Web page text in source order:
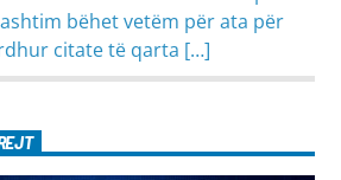
bëhet vetëm për ata për
citate të qarta […]